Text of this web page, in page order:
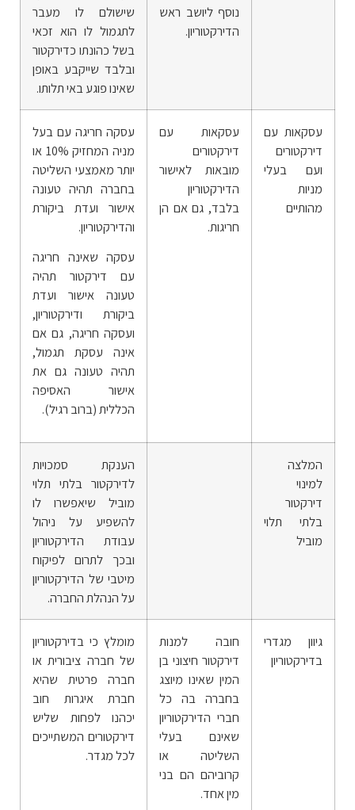
נוסף ליושב ראש
הדירקטוריון.
שישולם לו מעבר
לתגמול לו הוא זכאי
בשל כהונתו כדירקטור
ובלבד שייקבע באופן
שאינו פוגע באי תלותו.
עסקאות עם
דירקטורים
ועם בעלי
מניות
מהותיים
עסקאות עם
דירקטורים
מובאות לאישור
הדירקטוריון
בלבד, גם אם הן
חריגות.
עסקה חריגה עם בעל
מניה המחזיק 10% או
יותר מאמצעי השליטה
בחברה תהיה טעונה
אישור ועדת ביקורת
והדירקטוריון.
עסקה שאינה חריגה
עם דירקטור תהיה
טעונה אישור ועדת
ביקורת ודירקטוריון,
ועסקה חריגה, גם אם
אינה עסקת תגמול,
תהיה טעונה גם את
אישור האסיפה
הכללית (ברוב רגיל).
המלצה
למינוי
דירקטור
בלתי תלוי
מוביל
הענקת סמכויות
לדירקטור בלתי תלוי
מוביל שיאפשרו לו
להשפיע על ניהול
עבודת הדירקטוריון
ובכך לתרום לפיקוח
מיטבי של הדירקטוריון
על הנהלת החברה.
גיוון מגדרי
בדירקטוריון
חובה למנות
דירקטור חיצוני בן
המין שאינו מיוצג
בחברה בה כל
חברי הדירקטוריון
שאינם בעלי
השליטה או
קרוביהם הם בני
מין אחד.
מומלץ כי בדירקטוריון
של חברה ציבורית או
חברה פרטית שהיא
חברת איגרות חוב
יכהנו לפחות שליש
דירקטורים המשתייכים
לכל מגדר.